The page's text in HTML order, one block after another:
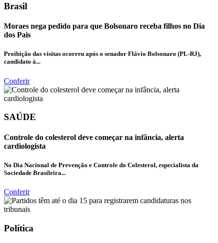
Brasil
Moraes nega pedido para que Bolsonaro receba filhos no Dia
dos Pais
Proibição das visitas ocorreu após o senador Flávio Bolsonaro (PL-RJ),
candidato à...
Conferir
SAÚDE
Controle do colesterol deve começar na infância, alerta
cardiologista
No Dia Nacional de Prevenção e Controle do Colesterol, especialista da
Sociedade Brasileira...
Conferir
Política